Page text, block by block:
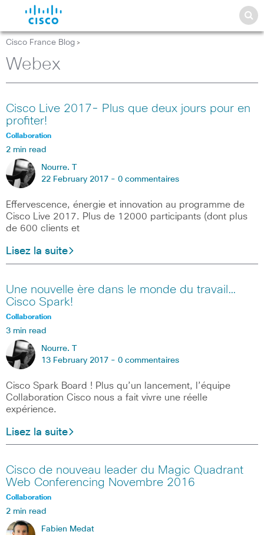
Cisco France Blog >
Webex
Cisco Live 2017- Plus que deux jours pour en
profiter!
Collaboration
2 min read
Nourre. T
22 February 2017 - 0 commentaires
Effervescence, énergie et innovation au programme de
Cisco Live 2017. Plus de 12000 participants (dont plus
de 600 clients et
Lisez la suite
Une nouvelle ère dans le monde du travail…
Cisco Spark!
Collaboration
3 min read
Nourre. T
13 February 2017 - 0 commentaires
Cisco Spark Board ! Plus qu’un lancement, l’équipe
Collaboration Cisco nous a fait vivre une réelle
expérience.
Lisez la suite
Cisco de nouveau leader du Magic Quadrant
Web Conferencing Novembre 2016
Collaboration
2 min read
Fabien Medat